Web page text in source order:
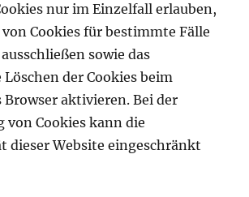
nur im Einzelfall erlauben,
Cookies für bestimmte Fälle
sowie das
der Cookies beim
Browser aktivieren. Bei der
von Cookies kann die
dieser Website eingeschränkt